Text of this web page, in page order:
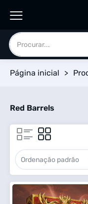
Página inicial >
Red Barrels